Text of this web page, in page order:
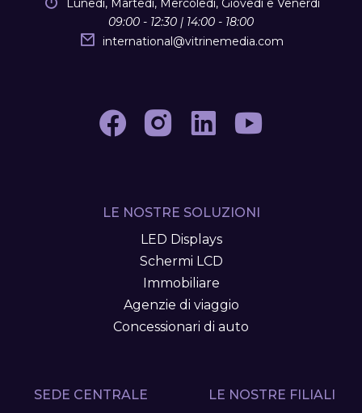
Lunedì, Martedì, Mercoledì, Giovedì e Venerdì
09:00 - 12:30 | 14:00 - 18:00
international@vitrinemedia.com
LE NOSTRE SOLUZIONI
LED Displays
Schermi LCD
Immobiliare
Agenzie di viaggio
Concessionari di auto
SEDE CENTRALE
LE NOSTRE FILIALI